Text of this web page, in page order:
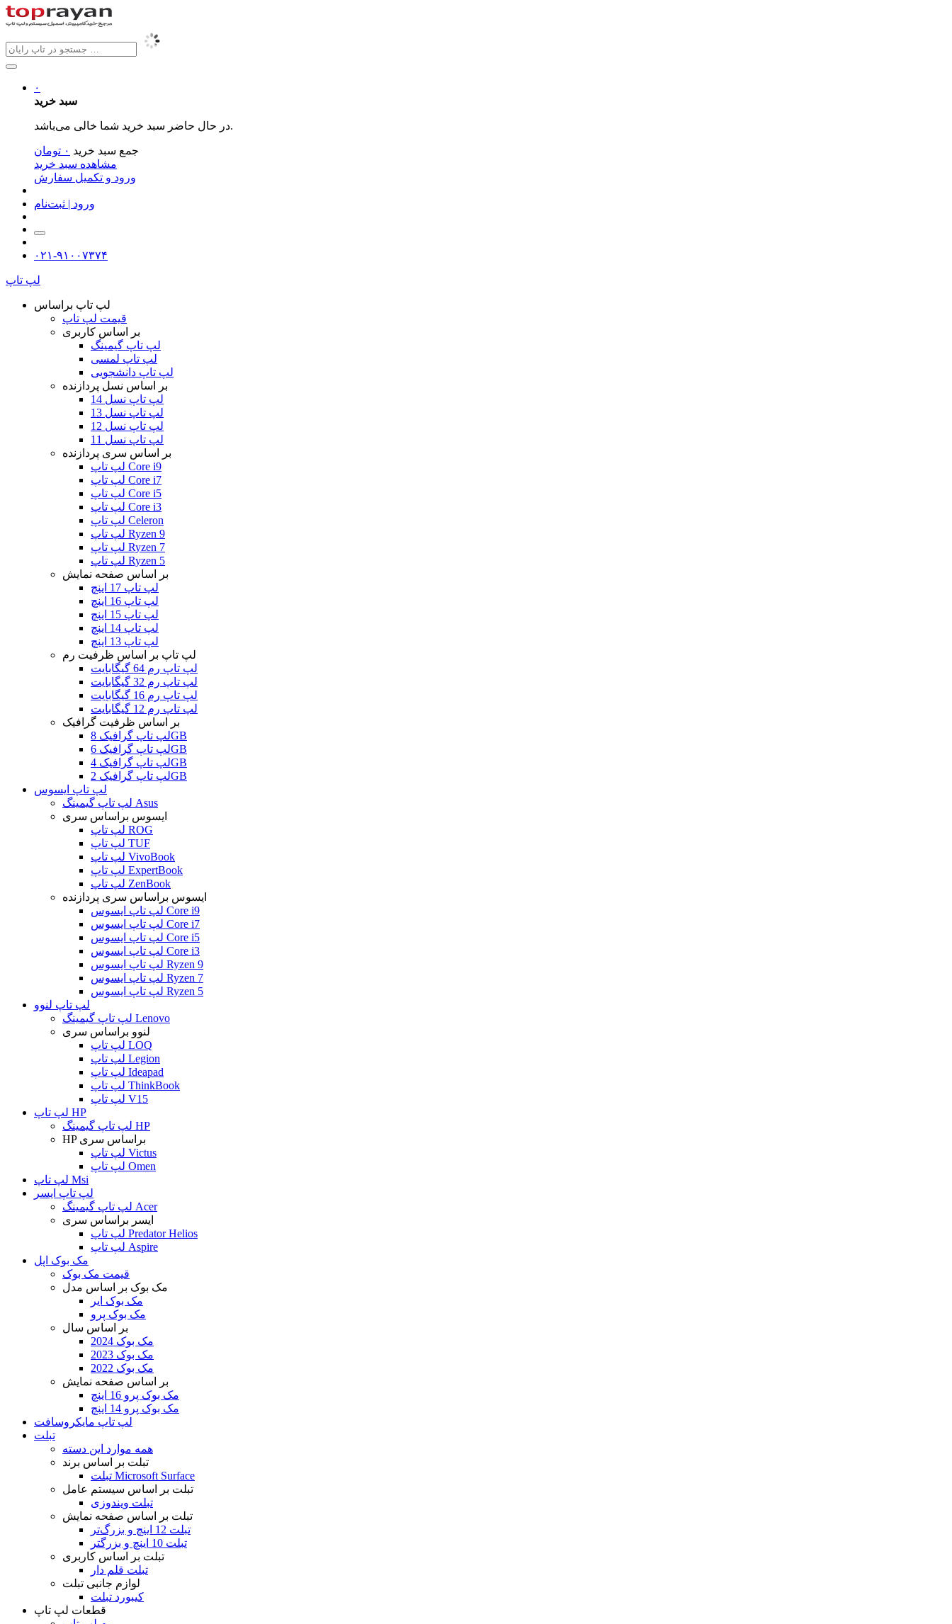
۰
سبد خرید
در حال حاضر سبد خرید شما خالی می‌باشد.
جمع سبد خرید ۰ تومان
مشاهده سبد خرید
ورود و تکمیل سفارش
ورود | ثبت‌نام
۰۲۱-۹۱۰۰۷۳۷۴
لپ تاپ
لپ تاپ براساس
قیمت لپ تاپ
بر اساس کاربری
لپ تاپ گیمینگ
لپ تاپ لمسی
لپ تاپ دانشجویی
بر اساس نسل پردازنده
لپ تاپ نسل 14
لپ تاپ نسل 13
لپ تاپ نسل 12
لپ تاپ نسل 11
بر اساس سری پردازنده
لپ تاپ Core i9
لپ تاپ Core i7
لپ تاپ Core i5
لپ تاپ Core i3
لپ تاپ Celeron
لپ تاپ Ryzen 9
لپ تاپ Ryzen 7
لپ تاپ Ryzen 5
بر اساس صفحه نمایش
لپ تاپ 17 اینچ
لپ تاپ 16 اینچ
لپ تاپ 15 اینچ
لپ تاپ 14 اینچ
لپ تاپ 13 اینچ
لپ تاپ بر اساس ظرفیت رم
لپ تاپ رم 64 گیگابایت
لپ تاپ رم 32 گیگابایت
لپ تاپ رم 16 گیگابایت
لپ تاپ رم 12 گیگابایت
بر اساس ظرفیت گرافیک
لپ تاپ گرافیک 8GB
لپ تاپ گرافیک 6GB
لپ تاپ گرافیک 4GB
لپ تاپ گرافیک 2GB
لپ تاپ ایسوس
لپ تاپ گیمینگ Asus
ایسوس براساس سری
لپ تاپ ROG
لپ تاپ TUF
لپ تاپ VivoBook
لپ تاپ ExpertBook
لپ تاپ ZenBook
ایسوس براساس سری پردازنده
لپ تاپ ایسوس Core i9
لپ تاپ ایسوس Core i7
لپ تاپ ایسوس Core i5
لپ تاپ ایسوس Core i3
لپ تاپ ایسوس Ryzen 9
لپ تاپ ایسوس Ryzen 7
لپ تاپ ایسوس Ryzen 5
لپ تاپ لنوو
لپ تاپ گیمینگ Lenovo
لنوو براساس سری
لپ تاپ LOQ
لپ تاپ Legion
لپ تاپ Ideapad
لپ تاپ ThinkBook
لپ تاپ V15
لپ تاپ HP
لپ تاپ گیمینگ HP
HP براساس سری
لپ تاپ Victus
لپ تاپ Omen
لپ تاپ Msi
لپ تاپ ایسر
لپ تاپ گیمینگ Acer
ایسر براساس سری
لپ تاپ Predator Helios
لپ تاپ Aspire
مک بوک اپل
قیمت مک بوک
مک بوک بر اساس مدل
مک بوک ایر
مک بوک پرو
بر اساس سال
مک بوک 2024
مک بوک 2023
مک بوک 2022
بر اساس صفحه نمایش
مک بوک پرو 16 اینچ
مک بوک پرو 14 اینچ
لپ تاپ مایکروسافت
تبلت
همه موارد این دسته
تبلت بر اساس برند
تبلت Microsoft Surface
تبلت بر اساس سیستم عامل
تبلت ویندوزی
تبلت بر اساس صفحه نمایش
تبلت 12 اینچ و بزرگ‌تر
تبلت 10 اینچ و بزرگتر
تبلت بر اساس کاربری
تبلت قلم دار
لوازم جانبی تبلت
کیبورد تبلت
قطعات لپ تاپ